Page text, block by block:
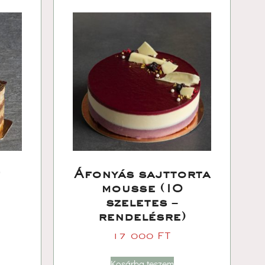
Áfonyás sajttorta
mousse (10
zeletes –
rendelésre)
17 000 FT